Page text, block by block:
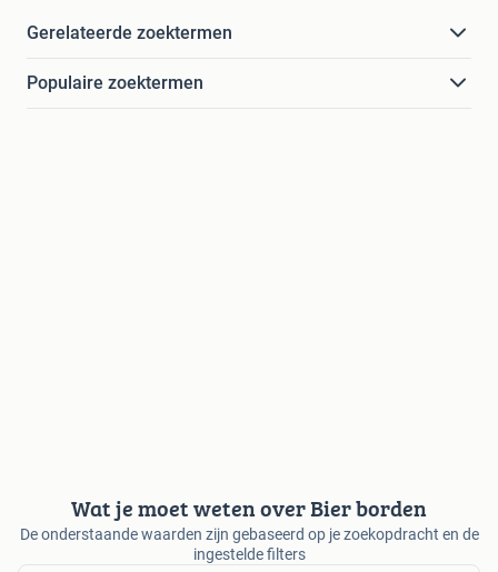
Gerelateerde zoektermen
Populaire zoektermen
Wat je moet weten over Bier borden
De onderstaande waarden zijn gebaseerd op je zoekopdracht en de
ingestelde filters